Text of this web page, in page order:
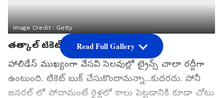
Image Credit :Getty
తత్కాల్ టికెట్ బుకింగ్ టిప్స్
హాలిడేస్ ముఖ్యంగా వేసవి సెలవుల్లో ట్రైన్స్ చాలా రద్దీగా
ఉంటుంది. టికెట్ బుక్ చేసుకొందామన్నా...కుదరదు. పోనీ
జనరల్ లో పోదామంటే రైళ్లలో కాలు పెట్టడానికి కూడా చోటు
Read Full Gallery